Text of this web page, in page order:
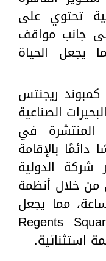
تحتوي على
جانب مواقف
يجعل الحياة
ريجنتس
الصناعية
المنتشرة في
دائمًا بالإقامة
الدولية
من خلال أنظمة
مما يجعل
Regents
استثنائية.